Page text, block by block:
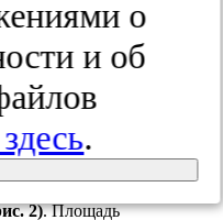
с
Хосмера—
степеней
от
2). Площадь
о
и об
.